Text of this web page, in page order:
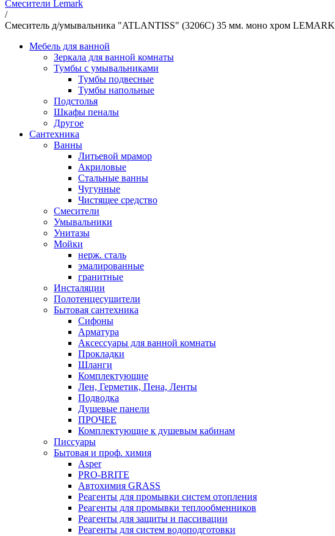
Смесители Lemark
/
Смеситель д/умывальника "ATLANTISS" (3206С) 35 мм. моно хром LEMARK
Мебель для ванной
Зеркала для ванной комнаты
Тумбы с умывальниками
Тумбы подвесные
Тумбы напольные
Подстолья
Шкафы пеналы
Другое
Сантехника
Ванны
Литьевой мрамор
Акриловые
Стальные ванны
Чугунные
Чистящее средство
Смесители
Умывальники
Унитазы
Мойки
нерж. сталь
эмалированные
гранитные
Инсталяции
Полотенцесушители
Бытовая сантехника
Сифоны
Арматура
Аксессуары для ванной комнаты
Прокладки
Шланги
Комплектующие
Лен, Герметик, Пена, Ленты
Подводка
Душевые панели
ПРОЧЕЕ
Комплектующие к душевым кабинам
Писсуары
Бытовая и проф. химия
Asper
PRO-BRITE
Автохимия GRASS
Реагенты для промывки систем отопления
Реагенты для промывки теплообменников
Реагенты для защиты и пассивации
Реагенты для систем водоподготовки